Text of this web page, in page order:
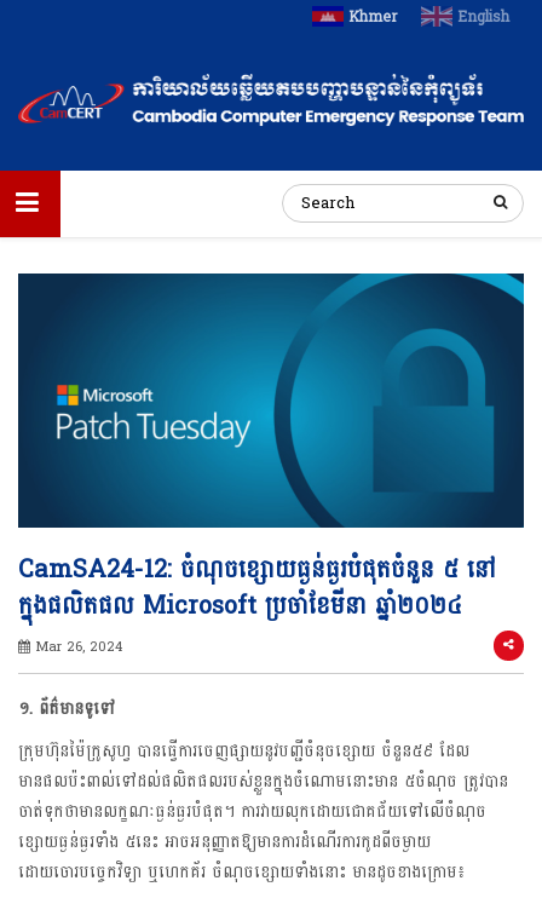
Khmer English
CamSA24-12: ចំណុចខ្សោយធ្ងន់ធ្ងរបំផុតចំនួន ៥ នៅ
ក្នុងផលិតផល Microsoft ប្រចាំខែមីនា ឆ្នាំ២០២៤
Mar 26, 2024
១. ព័ត៌មានទូទៅ
ក្រុមហ៊ុនម៉ៃក្រូសូហ្វ បានធ្វើការចេញផ្សាយនូវបញ្ជីចំនុចខ្សោយ ចំនួន៥៩ ដែល
មានផលប៉ះពាល់ទៅដល់ផលិតផលរបស់ខ្លួនក្នុងចំណោមនោះមាន ៥ចំណុច ត្រូវបាន
ចាត់ទុកថាមានលក្ខណៈធ្ងន់ធ្ងរបំផុត។ ការវាយលុកដោយជោគជ័យទៅលើចំណុច
ខ្សោយធ្ងន់ធ្ងរទាំង ៥នេះ អាចអនុញ្ញាតឱ្យមានការដំណើរការកូដពីចម្ងាយ
ដោយចោរបច្ចេកវិទ្យា ឬហេកគ័រ ចំណុចខ្សោយទាំងនោះ មានដូចខាងក្រោម៖